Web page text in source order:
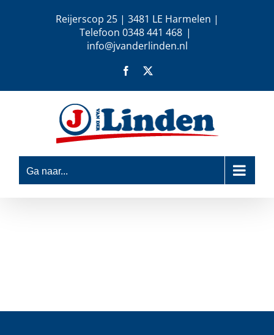
Reijerscop 25 | 3481 LE Harmelen |
Telefoon 0348 441 468 |
info@jvanderlinden.nl
Facebook
Ga naar...